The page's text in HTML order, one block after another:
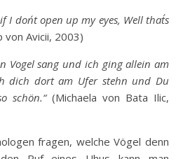
don´t open up my eyes, Well that´s
von Avicii, 2003)
Vogel sang und ich ging allein am
dich dort am Ufer stehn und Du
schön.“(Michaela von Bata Ilic,
fragen, welche Vögel denn